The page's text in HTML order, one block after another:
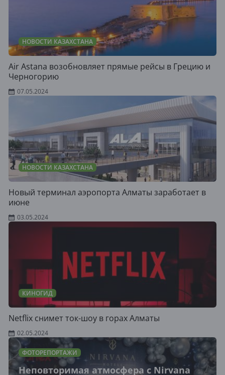
НОВОСТИ КАЗАХСТАНА
Air Astana возобновляет прямые рейсы в Грецию и
Черногорию
07.05.2024
НОВОСТИ КАЗАХСТАНА
Новый терминал аэропорта Алматы заработает в
июне
03.05.2024
КИНОГИД
Netflix снимет ток-шоу в горах Алматы
02.05.2024
ФОТОРЕПОРТАЖИ
Неповторимая атмосфера с Nirvana